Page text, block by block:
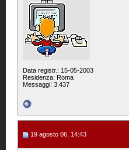
Data registr.: 15-05-2003
Residenza: Roma
Messaggi: 3.437
19 agosto 06, 14:43